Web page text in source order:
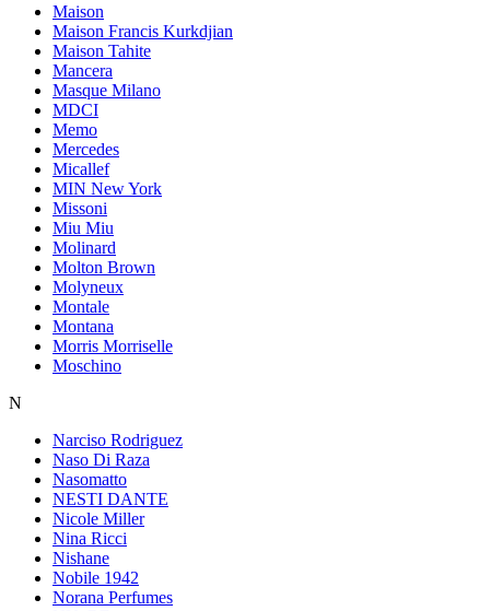
Maison
Maison Francis Kurkdjian
Maison Tahite
Mancera
Masque Milano
MDCI
Memo
Mercedes
Micallef
MIN New York
Missoni
Miu Miu
Molinard
Molton Brown
Molyneux
Montale
Montana
Morris Morriselle
Moschino
N
Narciso Rodriguez
Naso Di Raza
Nasomatto
NESTI DANTE
Nicole Miller
Nina Ricci
Nishane
Nobile 1942
Norana Perfumes